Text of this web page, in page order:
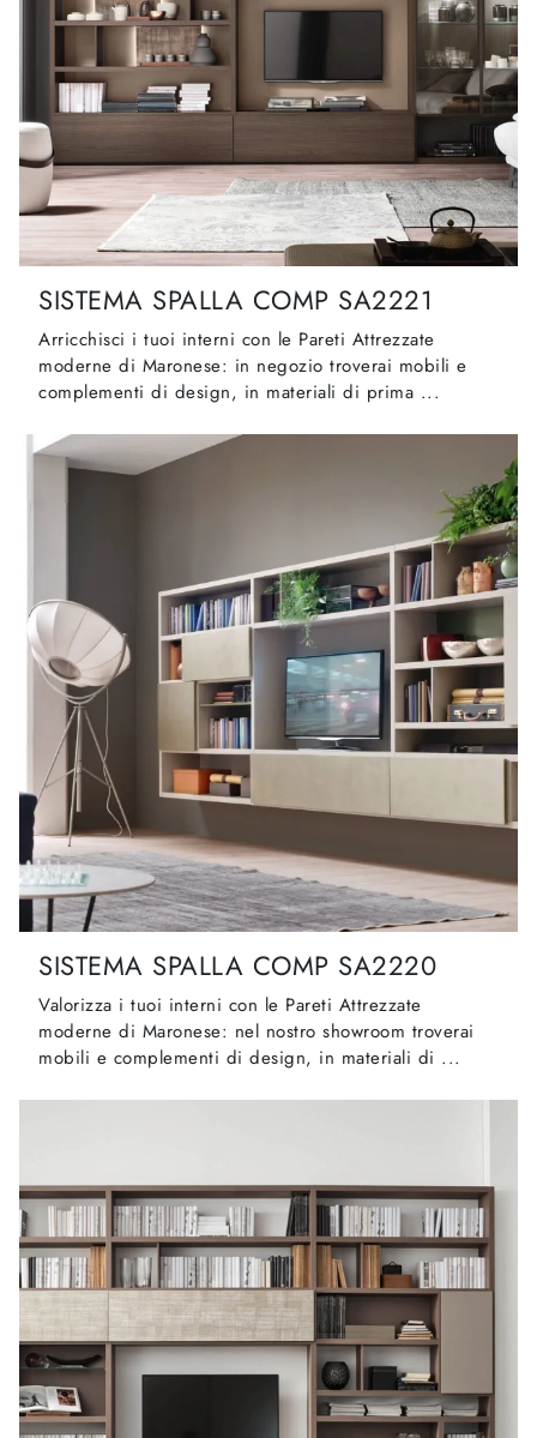
SISTEMA SPALLA COMP SA2221
Arricchisci i tuoi interni con le Pareti Attrezzate
moderne di Maronese: in negozio troverai mobili e
complementi di design, in materiali di prima ...
SISTEMA SPALLA COMP SA2220
Valorizza i tuoi interni con le Pareti Attrezzate
moderne di Maronese: nel nostro showroom troverai
mobili e complementi di design, in materiali di ...